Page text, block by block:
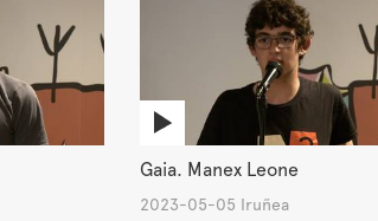
Gaia. Manex Leone
2023-05-05 Iruñea